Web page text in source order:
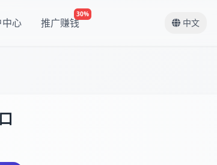
中心 推广赚钱
30%
中文